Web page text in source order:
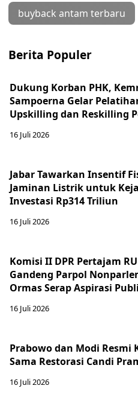
buyback antam terbaru
Berita Populer
Dukung Korban PHK,
Sampoerna Gelar
Upskilling dan Reskilling
16 Juli 2026
Jabar Tawarkan Insentif
Jaminan Listrik untuk
Investasi Rp314 Triliun
16 Juli 2026
Komisi II DPR Pertajam
Gandeng Parpol
Ormas Serap Aspirasi
16 Juli 2026
Prabowo dan Modi Resmi
Sama Restorasi Candi
16 Juli 2026